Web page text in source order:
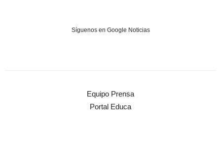
Síguenos en Google Noticias
Equipo Prensa
Portal Educa